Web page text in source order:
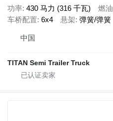
功率 430 马力 (316 千瓦) 燃油
车桥配置 6x4 悬架 弹簧/弹簧
中国
TITAN Semi Trailer Truck